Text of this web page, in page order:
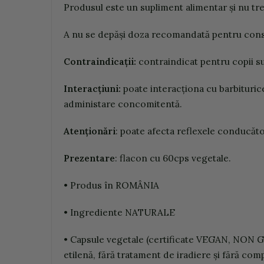
Produsul este un supliment alimentar şi nu tre
A nu se depăşi doza recomandată pentru con
Contraindicații: contraindicat pentru copii s
Interacțiuni: poate interacționa cu barbitur
administare concomitentă.
Atenționări: poate afecta refexele conducăt
Prezentare: flacon cu 60cps vegetale.
• Produs în ROMÂNIA
• Ingrediente NATURALE
• Capsule vegetale (certificate VEGAN, NON
etilenă, fără tratament de iradiere și fără c